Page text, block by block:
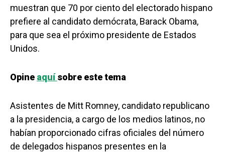
muestran que 70 por ciento del electorado hispano
prefiere al candidato demócrata, Barack Obama,
para que sea el próximo presidente de Estados
Unidos.
Opine aquísobre este tema
Asistentes de Mitt Romney, candidato republicano
a la presidencia, a cargo de los medios latinos, no
habían proporcionado cifras oficiales del número
de delegados hispanos presentes en la